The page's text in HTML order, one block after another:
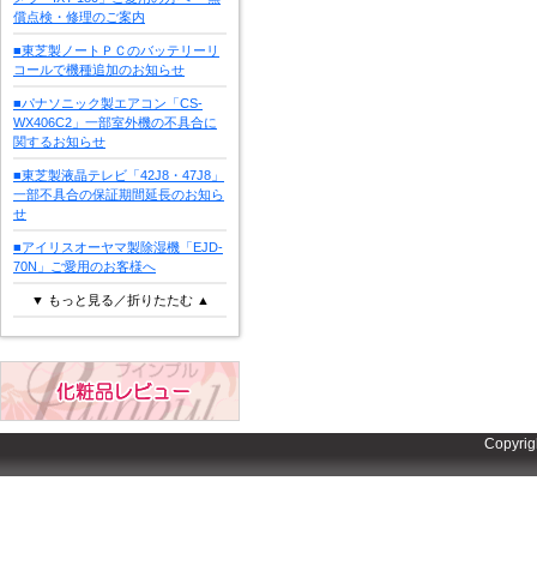
償点検・修理のご案内
■東芝製ノートＰＣのバッテリーリ
コールで機種追加のお知らせ
■パナソニック製エアコン「CS-
WX406C2」一部室外機の不具合に
関するお知らせ
■東芝製液晶テレビ「42J8・47J8」
一部不具合の保証期間延長のお知ら
せ
■アイリスオーヤマ製除湿機「EJD-
70N」ご愛用のお客様へ
▼ もっと見る／折りたたむ ▲